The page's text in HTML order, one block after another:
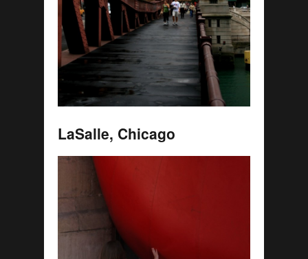
LaSalle, Chicago